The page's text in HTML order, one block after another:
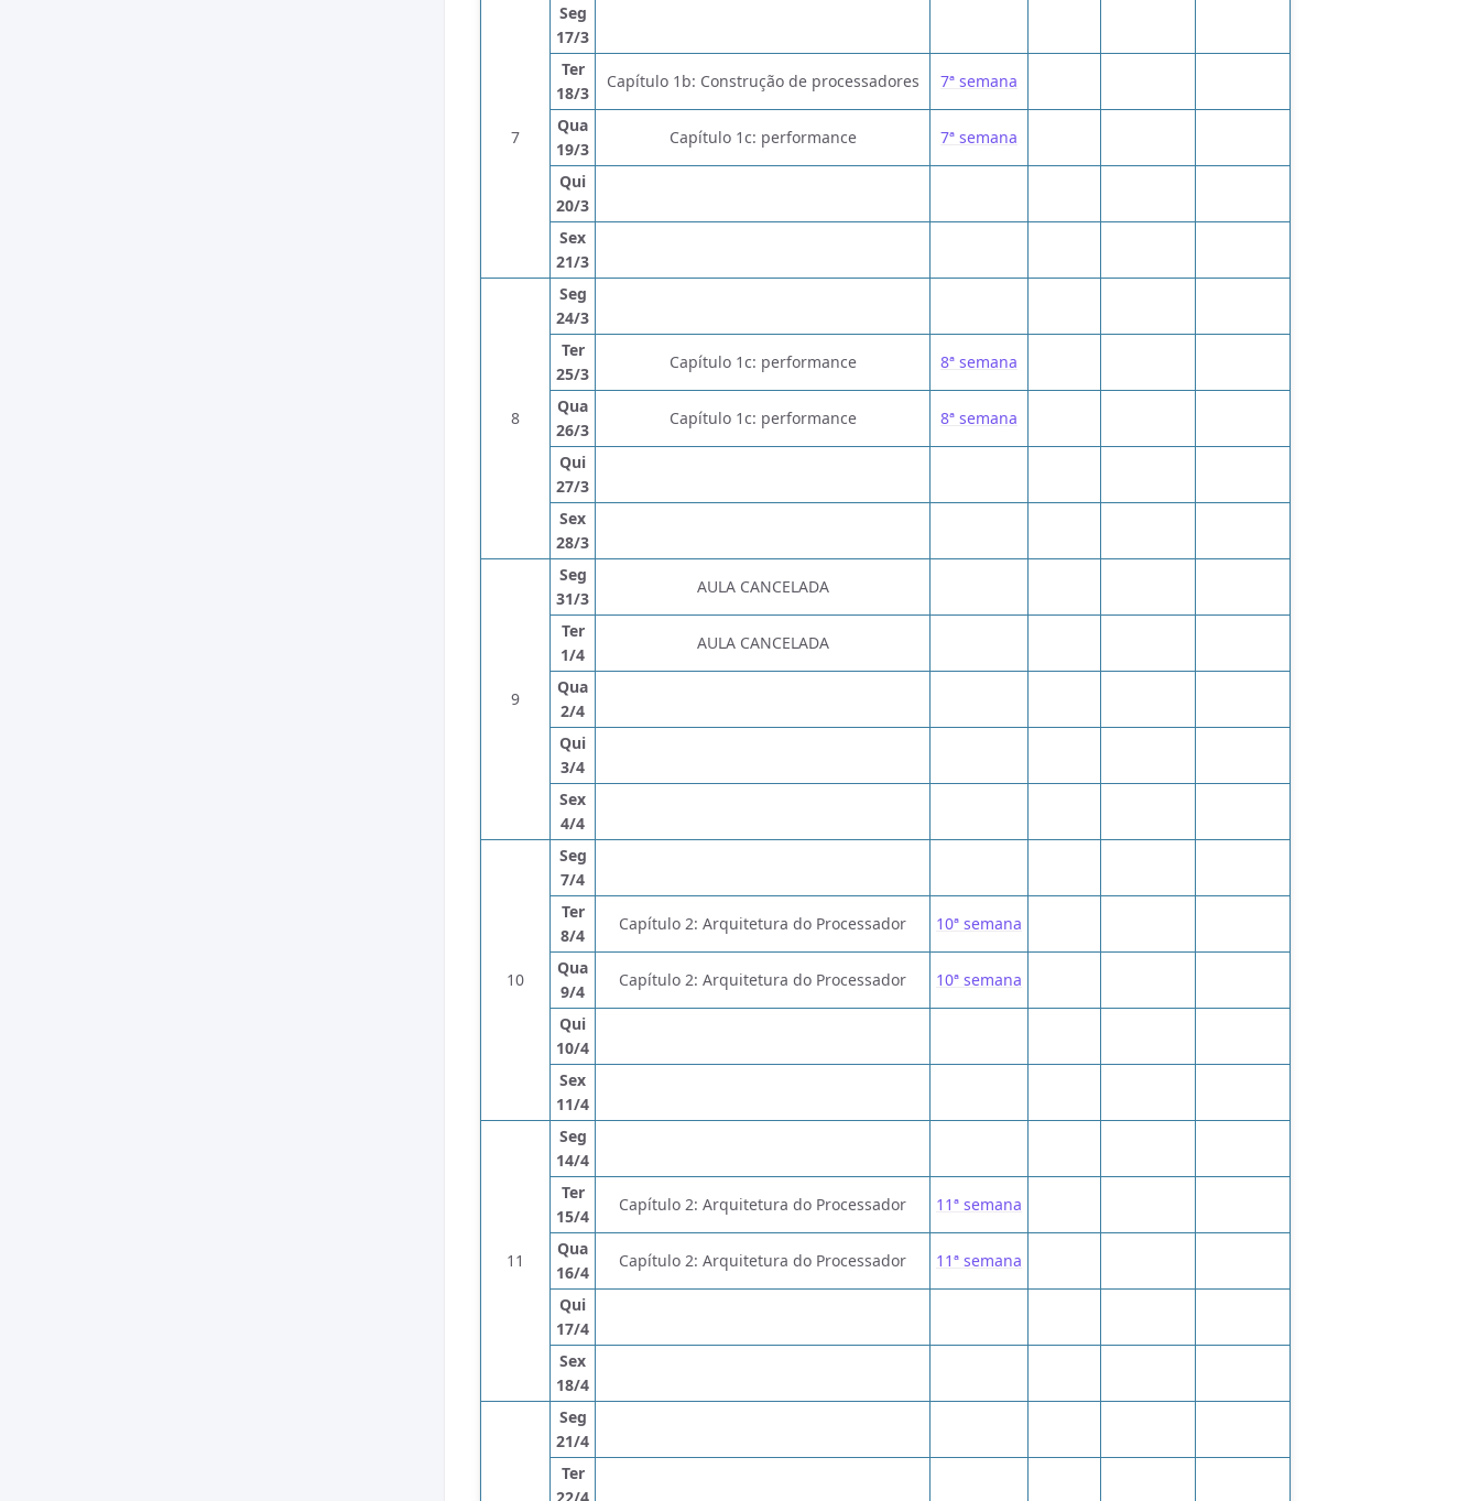
7
Seg
17/3
Ter
18/3
Capítulo 1b: Construção de processadores 7ª semana
Qua
19/3
Capítulo 1c: performance 7ª semana
Qui
20/3
Sex
21/3
8
Seg
24/3
Ter
25/3
Capítulo 1c: performance 8ª semana
Qua
26/3
Capítulo 1c: performance 8ª semana
Qui
27/3
Sex
28/3
9
Seg
31/3
AULA CANCELADA
Ter
1/4
AULA CANCELADA
Qua
2/4
Qui
3/4
Sex
4/4
10
Seg
7/4
Ter
8/4
Capítulo 2: Arquitetura do Processador 10ª semana
Qua
9/4
Capítulo 2: Arquitetura do Processador 10ª semana
Qui
10/4
Sex
11/4
11
Seg
14/4
Ter
15/4
Capítulo 2: Arquitetura do Processador 11ª semana
Qua
16/4
Capítulo 2: Arquitetura do Processador 11ª semana
Qui
17/4
Sex
18/4
Seg
21/4
Ter
22/4